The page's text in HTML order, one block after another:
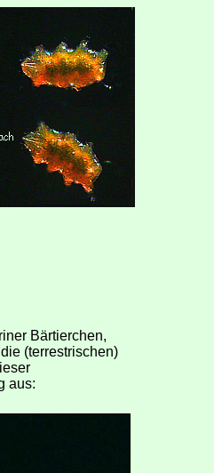
Bärtierchen,
(terrestrischen)
aus: